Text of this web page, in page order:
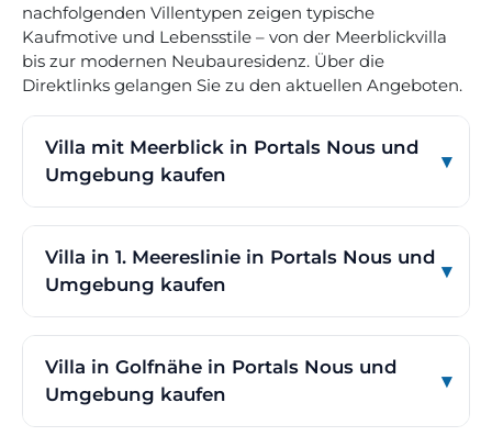
nachfolgenden Villentypen zeigen typische
Kaufmotive und Lebensstile – von der Meerblickvilla
bis zur modernen Neubauresidenz. Über die
Direktlinks gelangen Sie zu den aktuellen Angeboten.
Villa mit Meerblick in Portals Nous und
Umgebung kaufen
Villa in 1. Meereslinie in Portals Nous und
Umgebung kaufen
Villa in Golfnähe in Portals Nous und
Umgebung kaufen